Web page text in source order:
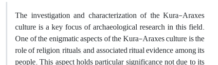
The investigation and characterization of the Kura-Araxes
culture is a key focus of archaeological research in this field.
One of the enigmatic aspects of the Kura-Araxes culture is the
role of religion, rituals, and associated ritual evidence among its
people. This aspect holds particular significance not due to its